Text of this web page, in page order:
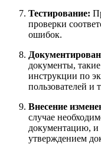
Тестирование:
проверки
ошибок.
документы,
инструкции по
пользователей и
Внесение
случае
документацию, и
утверждением